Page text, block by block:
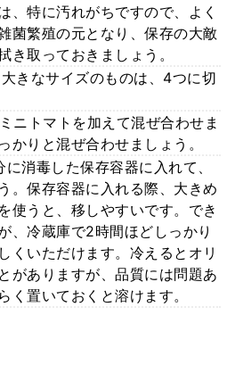
、特に汚れがちですので、よく
菌繁殖の元となり、保存の大敵
き取っておきましょう。
きなサイズのものは、4つに切
ニトマトを加えて混ぜ合わせま
かりと混ぜ合わせましょう。
に消毒した保存容器に入れて、
。保存容器に入れる際、大きめ
使うと、移しやすいです。でき
、冷蔵庫で2時間ほどしっかり
くいただけます。冷えるとオリ
がありますが、品質には問題あ
く置いておくと溶けます。